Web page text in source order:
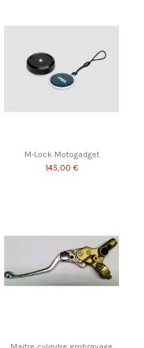
M-Lock Motogadget
145,00 €